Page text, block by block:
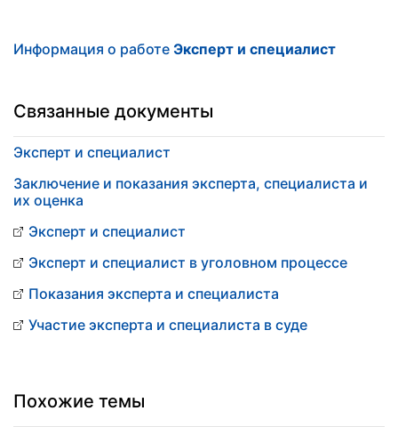
Информация о работе Эксперт и специалист
Связанные документы
Эксперт и специалист
Заключение и показания эксперта, специалиста и
их оценка
Эксперт и специалист
Эксперт и специалист в уголовном процессе
Показания эксперта и специалиста
Участие эксперта и специалиста в суде
Похожие темы